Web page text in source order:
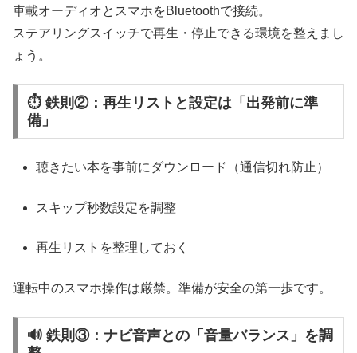
車載オーディオとスマホをBluetoothで接続。
ステアリングスイッチで再生・停止できる環境を整えまし
ょう。
⏱ 鉄則②：再生リストと設定は「出発前に準
備」
聴きたい本を事前にダウンロード（通信切れ防止）
スキップ秒数設定を調整
再生リストを整理しておく
運転中のスマホ操作は厳禁。準備が安全の第一歩です。
🔊 鉄則③：ナビ音声との「音量バランス」を調